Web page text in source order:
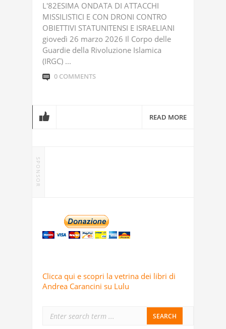
L'82ESIMA ONDATA DI ATTACCHI
MISSILISTICI E CON DRONI CONTRO
OBIETTIVI STATUNITENSI E ISRAELIANI
giovedì 26 marzo 2026 Il Corpo delle
Guardie della Rivoluzione Islamica
(IRGC) ...
0 COMMENTS
READ MORE
SPONSOR
Clicca qui e scopri la vetrina dei libri di
Andrea Carancini su Lulu